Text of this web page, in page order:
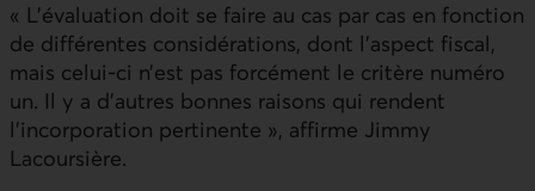
« L’évaluation doit se faire au cas par cas en fonction
de différentes considérations, dont l’aspect fiscal,
mais celui-ci n’est pas forcément le critère numéro
un. Il y a d’autres bonnes raisons qui rendent
l’incorporation pertinente », affirme Jimmy
Lacoursière.